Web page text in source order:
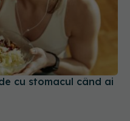
cu stomacul când ai